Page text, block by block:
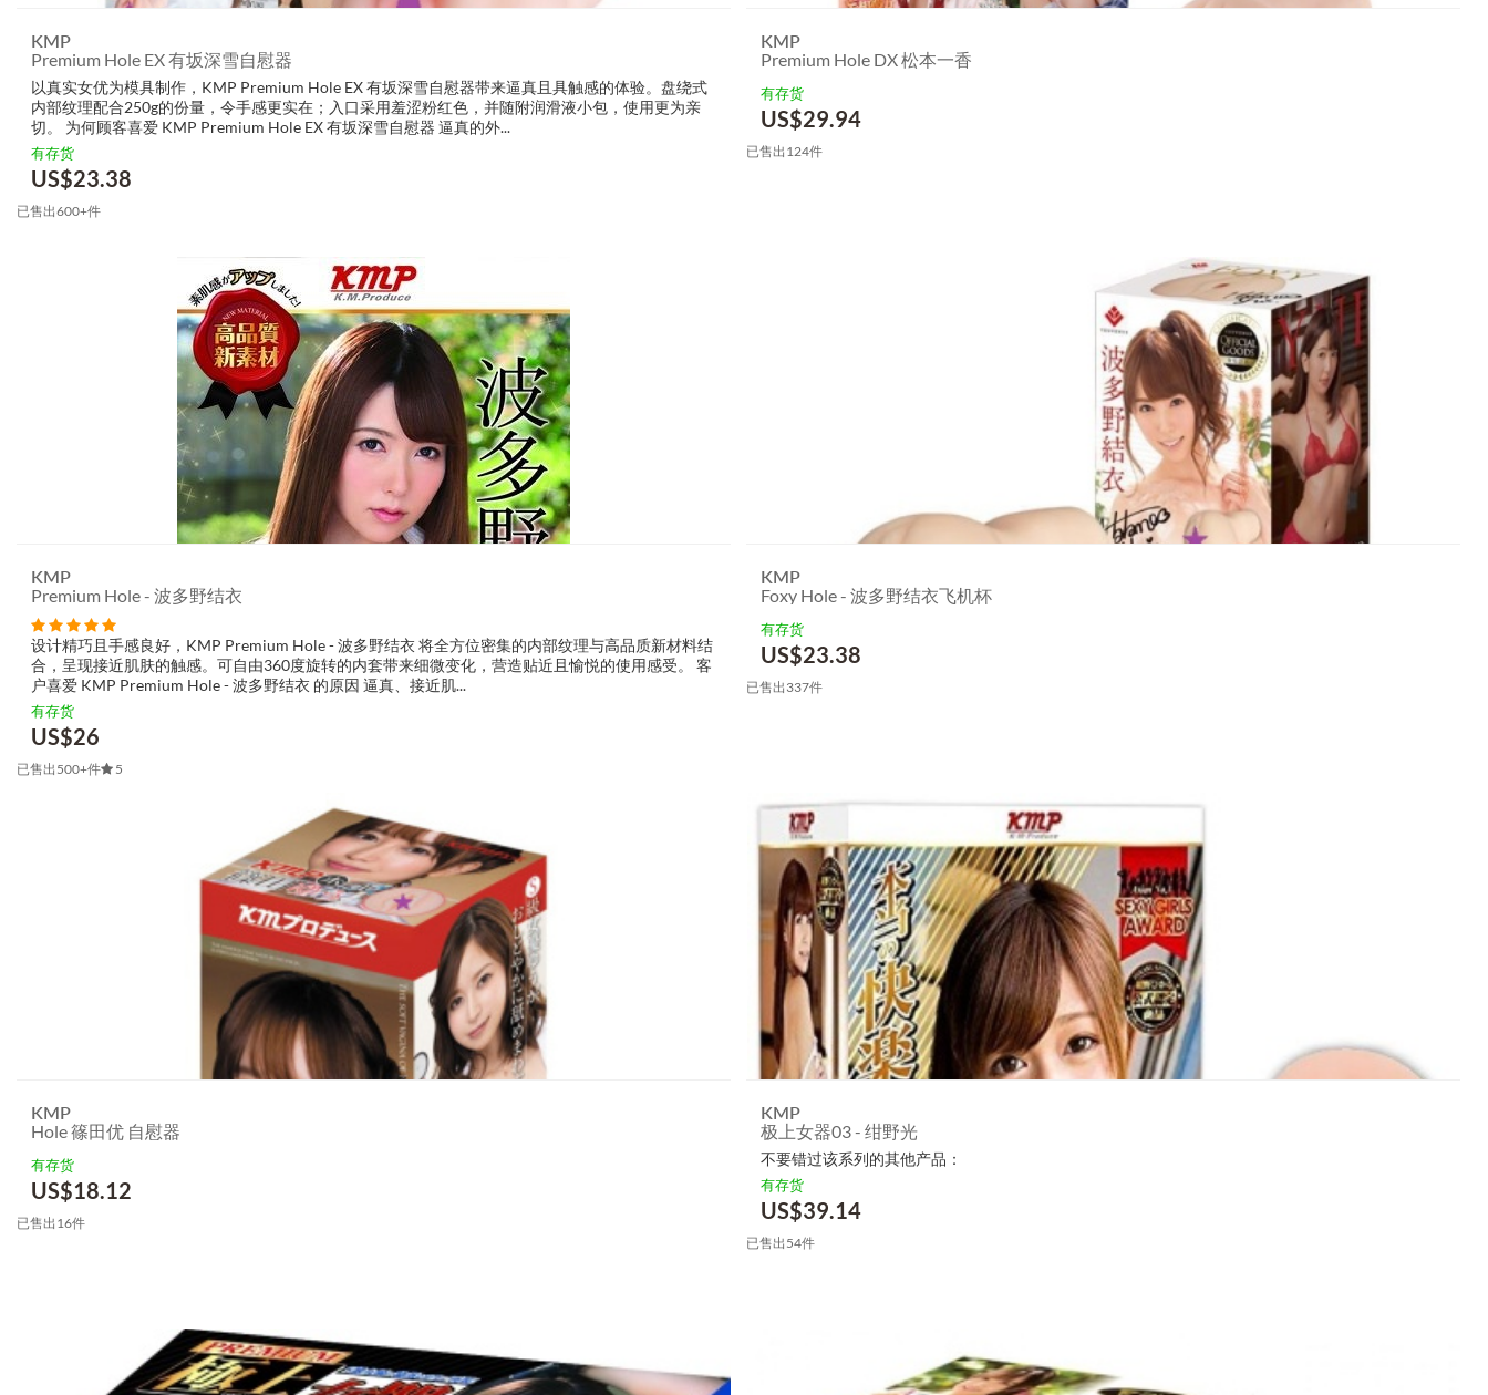
KMP
Premium Hole EX 有坂深雪自慰器
以真实女优为模具制作，KMP Premium Hole EX 有坂深雪自慰器带来逼真且具触感的体验。盘绕式
内部纹理配合250g的份量，令手感更实在；入口采用羞涩粉红色，并随附润滑液小包，使用更为亲
切。 为何顾客喜爱 KMP Premium Hole EX 有坂深雪自慰器 逼真的外...
有存货
US$23.38
已售出600+件
KMP
Premium Hole DX 松本一香
有存货
US$29.94
已售出124件
KMP
Premium Hole - 波多野结衣
设计精巧且手感良好，KMP Premium Hole - 波多野结衣 将全方位密集的内部纹理与高品质新材料结
合，呈现接近肌肤的触感。可自由360度旋转的内套带来细微变化，营造贴近且愉悦的使用感受。 客
户喜爱 KMP Premium Hole - 波多野结衣 的原因 逼真、接近肌...
有存货
US$26
已售出500+件 5
KMP
Foxy Hole - 波多野结衣飞机杯
有存货
US$23.38
已售出337件
KMP
Hole 篠田优 自慰器
有存货
US$18.12
已售出16件
KMP
极上女器03 - 绀野光
不要错过该系列的其他产品：
有存货
US$39.14
已售出54件